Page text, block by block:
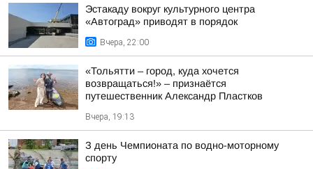
Эстакаду вокруг культурного центра
«Автоград» приводят в порядок
Вчера, 22:00
«Тольятти – город, куда хочется
возвращаться!» – признаётся
путешественник Александр Пластков
Вчера, 19:13
З день Чемпионата по водно-моторному
спорту